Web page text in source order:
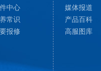
中心
常识
报修
媒体报道
产品百科
高服图库